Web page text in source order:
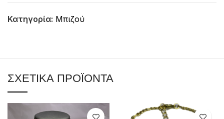
Κατηγορία: Μπιζού
ΣΧΕΤΙΚΆ ΠΡΟΪΌΝΤΑ